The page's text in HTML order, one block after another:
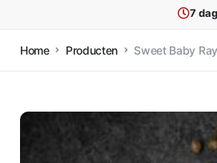
7
Home Producten Sweet Baby